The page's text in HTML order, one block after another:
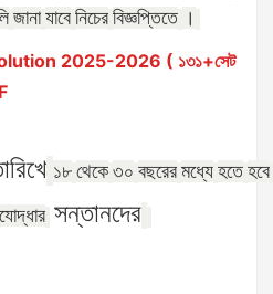
জানা যাবে নিচের বিজ্ঞপ্তিতে ।
2025-2026 ( ১৩১+সেট
১৮ থেকে ৩০ বছরের মধ্যে হতে হবে
সন্তানদের